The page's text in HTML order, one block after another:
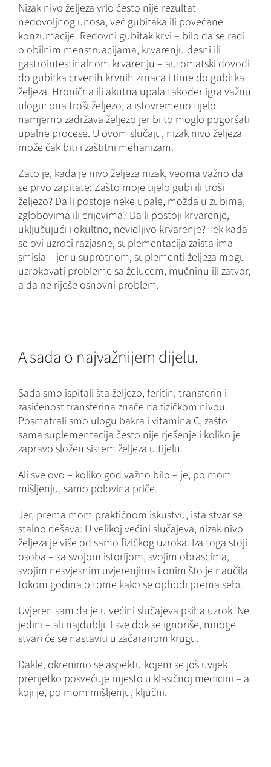
Nizak nivo željeza vrlo često nije rezultat
nedovoljnog unosa, već gubitaka ili povećane
konzumacije. Redovni gubitak krvi – bilo da se radi
o obilnim menstruacijama, krvarenju desni ili
gastrointestinalnom krvarenju – automatski dovodi
do gubitka crvenih krvnih zrnaca i time do gubitka
željeza. Hronična ili akutna upala također igra važnu
ulogu: ona troši željezo, a istovremeno tijelo
namjerno zadržava željezo jer bi to moglo pogoršati
upalne procese. U ovom slučaju, nizak nivo željeza
može čak biti i zaštitni mehanizam.
Zato je, kada je nivo željeza nizak, veoma važno da
se prvo zapitate: Zašto moje tijelo gubi ili troši
željezo? Da li postoje neke upale, možda u zubima,
zglobovima ili crijevima? Da li postoji krvarenje,
uključujući i okultno, nevidljivo krvarenje? Tek kada
se ovi uzroci razjasne, suplementacija zaista ima
smisla – jer u suprotnom, suplementi željeza mogu
uzrokovati probleme sa želucem, mučninu ili zatvor,
a da ne riješe osnovni problem.
A sada o najvažnijem dijelu.
Sada smo ispitali šta željezo, feritin, transferin i
zasićenost transferina znače na fizičkom nivou.
Posmatrali smo ulogu bakra i vitamina C, zašto
sama suplementacija često nije rješenje i koliko je
zapravo složen sistem željeza u tijelu.
Ali sve ovo – koliko god važno bilo – je, po mom
mišljenju, samo polovina priče.
Jer, prema mom praktičnom iskustvu, ista stvar se
stalno dešava: U velikoj većini slučajeva, nizak nivo
željeza je više od samo fizičkog uzroka. Iza toga stoji
osoba – sa svojom istorijom, svojim obrascima,
svojim nesvjesnim uvjerenjima i onim što je naučila
tokom godina o tome kako se ophodi prema sebi.
Uvjeren sam da je u većini slučajeva psiha uzrok. Ne
jedini – ali najdublji. I sve dok se ignoriše, mnoge
stvari će se nastaviti u začaranom krugu.
Dakle, okrenimo se aspektu kojem se još uvijek
prerijetko posvećuje mjesto u klasičnoj medicini – a
koji je, po mom mišljenju, ključni.